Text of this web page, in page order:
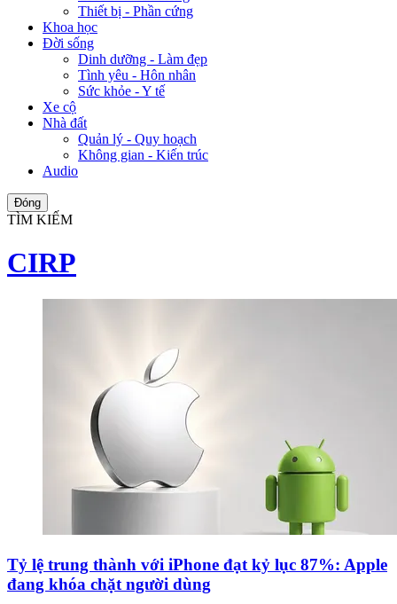
Thiết bị - Phần cứng
Khoa học
Đời sống
Dinh dưỡng - Làm đẹp
Tình yêu - Hôn nhân
Sức khỏe - Y tế
Xe cộ
Nhà đất
Quản lý - Quy hoạch
Không gian - Kiến trúc
Audio
Đóng
TÌM KIẾM
CIRP
Tỷ lệ trung thành với iPhone đạt kỷ lục 87%: Apple
đang khóa chặt người dùng